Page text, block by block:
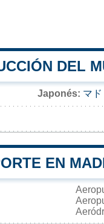
DEL
Japonés: マ
EN